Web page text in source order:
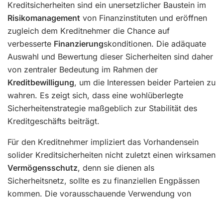
Kreditsicherheiten sind ein unersetzlicher Baustein im
Risikomanagement von Finanzinstituten und eröffnen
zugleich dem Kreditnehmer die Chance auf
verbesserte Finanzierungskonditionen. Die adäquate
Auswahl und Bewertung dieser Sicherheiten sind daher
von zentraler Bedeutung im Rahmen der
Kreditbewilligung, um die Interessen beider Parteien zu
wahren. Es zeigt sich, dass eine wohlüberlegte
Sicherheitenstrategie maßgeblich zur Stabilität des
Kreditgeschäfts beiträgt.
Für den Kreditnehmer impliziert das Vorhandensein
solider Kreditsicherheiten nicht zuletzt einen wirksamen
Vermögensschutz, denn sie dienen als
Sicherheitsnetz, sollte es zu finanziellen Engpässen
kommen. Die vorausschauende Verwendung von